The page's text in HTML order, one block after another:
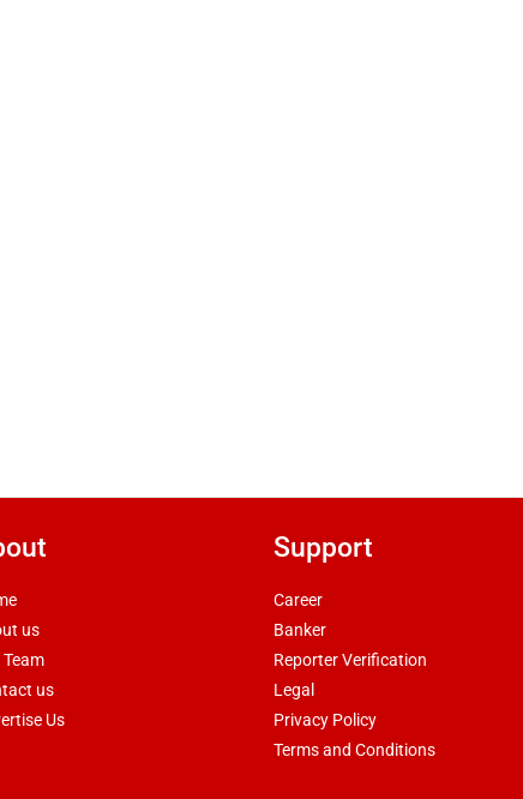
us
us
Us
Support
Career
Banker
Reporter Verification
Legal
Privacy Policy
Terms and Conditions